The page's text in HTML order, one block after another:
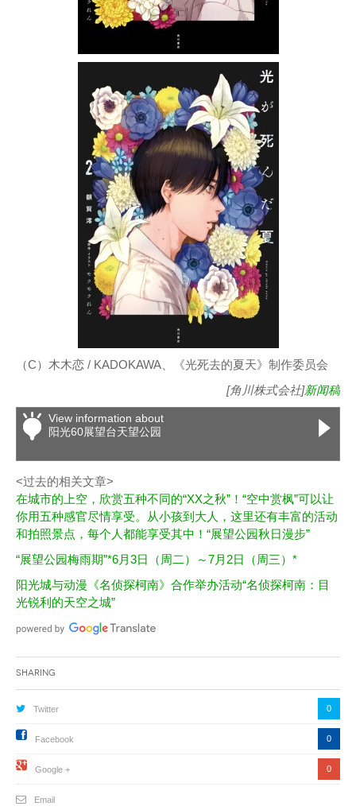
（C）木木恋 / KADOKAWA、《光死去的夏天》制作委员会
[角川株式会社]新闻稿
View information about
阳光60展望台天望公园
<过去的相关文章>
在城市的上空，欣赏五种不同的“XX之秋”！“空中赏枫”可以让
你用五种感官尽情享受。从小孩到大人，这里还有丰富的活动
和拍照景点，每个人都能享受其中！“展望公园秋日漫步”
“展望公园梅雨期”*6月3日（周二）～7月2日（周三）*
阳光城与动漫《名侦探柯南》合作举办活动“名侦探柯南：目
光锐利的天空之城”
Sharing
Twitter 0
Facebook 0
Google + 0
Email